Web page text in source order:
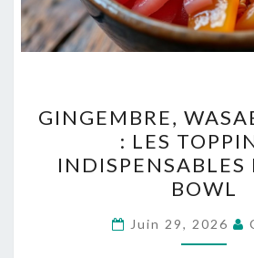
:
LES
GINGEMBRE,
: LES
INDISPENSABLES
BOWL
Juin 29, 2026